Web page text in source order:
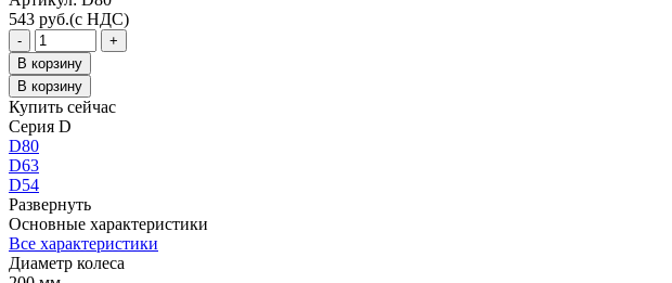
543 руб.(с НДС)
Количество
товара
Колесо
большегрузное
обрезиненное
D
80
-
+
В корзину
В корзину
Купить сейчас
Серия D
D80
D63
D54
Развернуть
Основные характеристики
Все характеристики
Диаметр колеса